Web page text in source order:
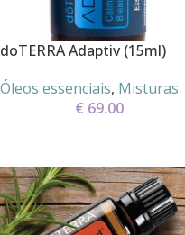
doTERRA Adaptiv (15ml)
Óleos essenciais, Misturas
€ 69.00